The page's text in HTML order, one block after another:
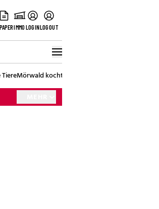
IMMOLOGINLOGOUT
Mörwald kocht